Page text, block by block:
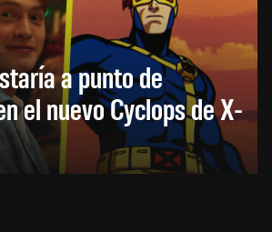
a punto de
el nuevo Cyclops de X-